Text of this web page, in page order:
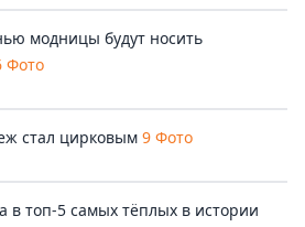
модницы будут носить
Фото
стал цирковым 9 Фото
топ-5 самых тёплых в истории